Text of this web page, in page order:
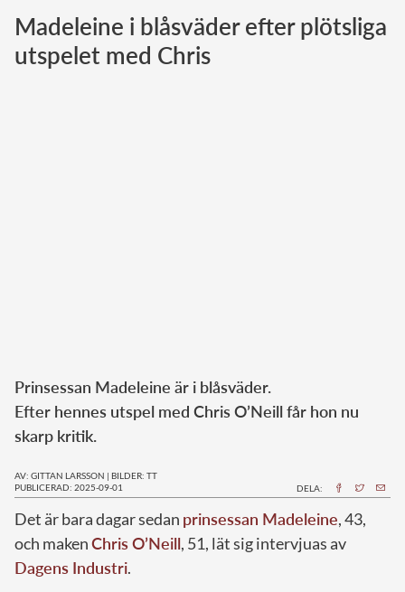
Norska kungahuset
Danska kungahuset
Madeleine i blåsväder efter plötsliga
utspelet med Chris
Prinsessan Madeleine är i blåsväder.
Efter hennes utspel med Chris O’Neill får hon nu
skarp kritik.
AV: GITTAN LARSSON | BILDER: TT
PUBLICERAD: 2025-09-01
DELA:
Det är bara dagar sedan prinsessan Madeleine, 43,
och makenChris O’Neill, 51, lät sig intervjuas av
Dagens Industri.